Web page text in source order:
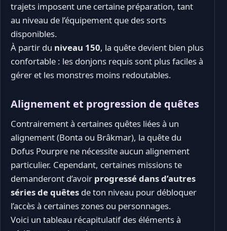
trajets imposent une certaine préparation, tant
au niveau de l’équipement que des sorts
disponibles.
À partir du niveau 150, la quête devient bien plus
confortable : les donjons requis sont plus faciles à
gérer et les monstres moins redoutables.
Alignement et progression de quêtes
Contrairement à certaines quêtes liées à un
alignement (Bonta ou Brâkmar), la quête du
Dofus Pourpre ne nécessite aucun alignement
particulier. Cependant, certaines missions te
demanderont d’avoir progressé dans d’autres
séries de quêtes de ton niveau pour débloquer
l’accès à certaines zones ou personnages.
Voici un tableau récapitulatif des éléments à